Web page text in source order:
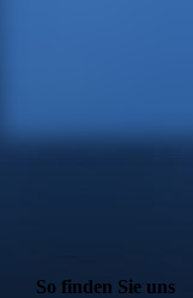
So finden Sie uns